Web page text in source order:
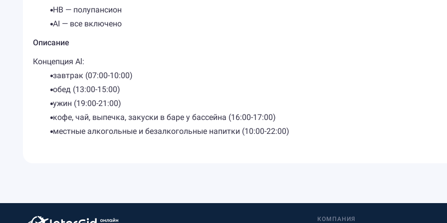
HB — полупансион
AI — все включено
Описание
Концепция Al:
завтрак (07:00-10:00)
обед (13:00-15:00)
ужин (19:00-21:00)
кофе, чай, выпечка, закуски в баре у бассейна (16:00-17:00)
​местные алкогольные и безалкогольные напитки (10:00-22:00)
КОМПАНИЯ